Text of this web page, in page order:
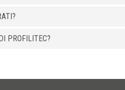
PROFILITEC?